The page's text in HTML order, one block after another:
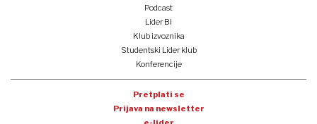
Podcast
Lider BI
Klub izvoznika
Studentski Lider klub
Konferencije
Pretplati se
Prijava na newsletter